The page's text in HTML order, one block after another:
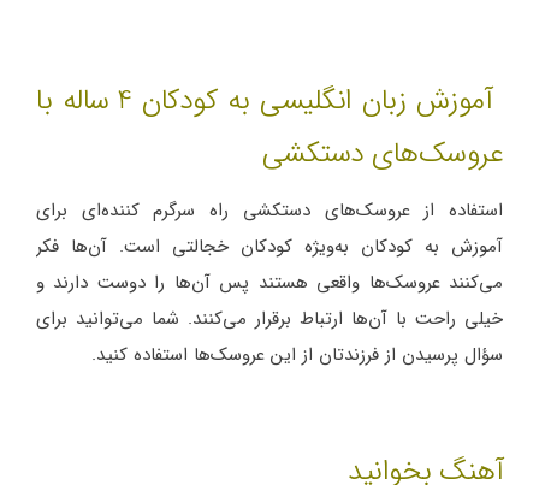
آموزش زبان انگلیسی به کودکان 4 ساله با
عروسک‌های دستکشی
استفاده از عروسک‌های دستکشی راه سرگرم کننده‌ای برای
آموزش به کودکان به‌ویژه کودکان خجالتی است. آن‌ها فکر
می‌کنند عروسک‌ها واقعی هستند پس آن‌ها را دوست دارند و
خیلی راحت با آن‌ها ارتباط برقرار می‌کنند. شما می‌توانید برای
سؤال پرسیدن از فرزندتان از این عروسک‌ها استفاده کنید.
آهنگ بخوانید